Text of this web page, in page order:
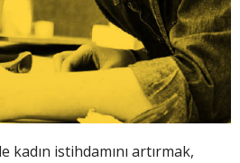
istihdamını artırmak,